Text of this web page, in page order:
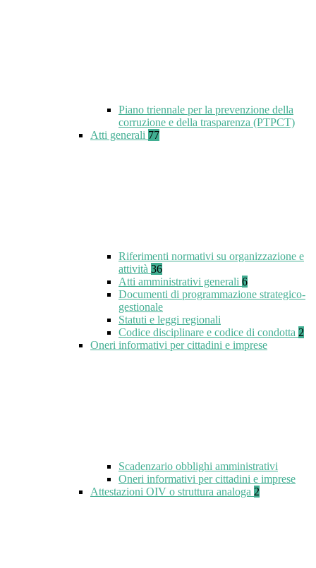
Piano triennale per la prevenzione della
corruzione e della trasparenza (PTPCT)
Atti generali 77
Riferimenti normativi su organizzazione e
attività 36
Atti amministrativi generali 6
Documenti di programmazione strategico-
gestionale
Statuti e leggi regionali
Codice disciplinare e codice di condotta 2
Oneri informativi per cittadini e imprese
Scadenzario obblighi amministrativi
Oneri informativi per cittadini e imprese
Attestazioni OIV o struttura analoga 2